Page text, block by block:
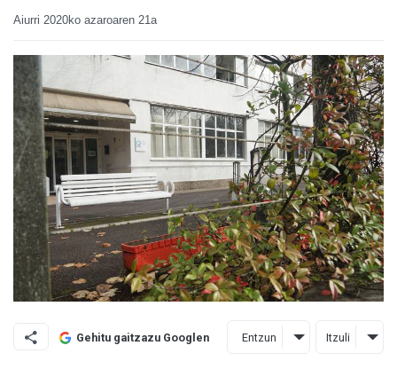
Aiurri 2020ko azaroaren 21a
Gehitu gaitzazu Googlen Entzun Itzuli